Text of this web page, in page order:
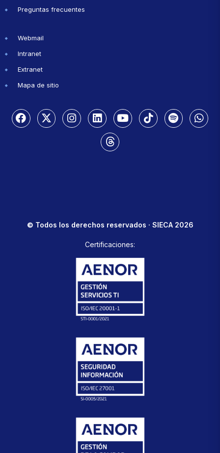
Preguntas frecuentes
Webmail
Intranet
Extranet
Mapa de sitio
© Todos los derechos reservados · SIECA 2026
Certificaciones: